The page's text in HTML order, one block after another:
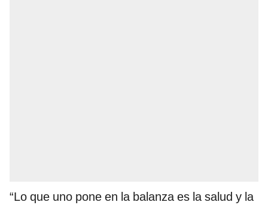
“Lo que uno pone en la balanza es la salud y la